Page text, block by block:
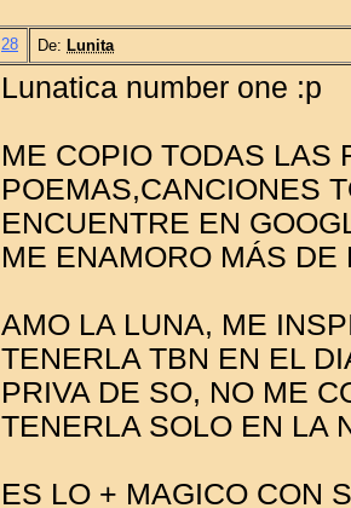
28 De: Lunita
Lunatica number one :p
ME COPIO TODAS LAS
POEMAS,CANCIONES
ENCUENTRE EN
ME ENAMORO MÁS DE
AMO LA LUNA, ME
TENERLA TBN EN EL
PRIVA DE SO, NO ME
TENERLA SOLO EN LA
ES LO + MAGICO CON